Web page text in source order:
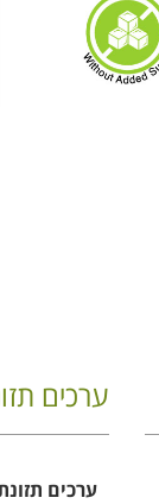
ערכים
ערכים תזונתיים